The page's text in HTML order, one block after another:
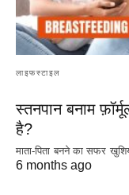
लाइफस्टाइल
स्तनपान बनाम
है?
माता-पिता बनने का सफर
6 months ago